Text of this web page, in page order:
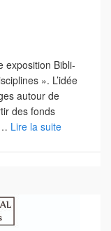
exposition Bibli-
». L’idée
autour de
des fonds
Lire la suite